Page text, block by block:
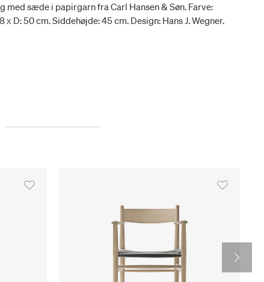
med sæde i papirgarn fra Carl Hansen & Søn. Farve:
x D: 50 cm. Siddehøjde: 45 cm. Design: Hans J. Wegner.